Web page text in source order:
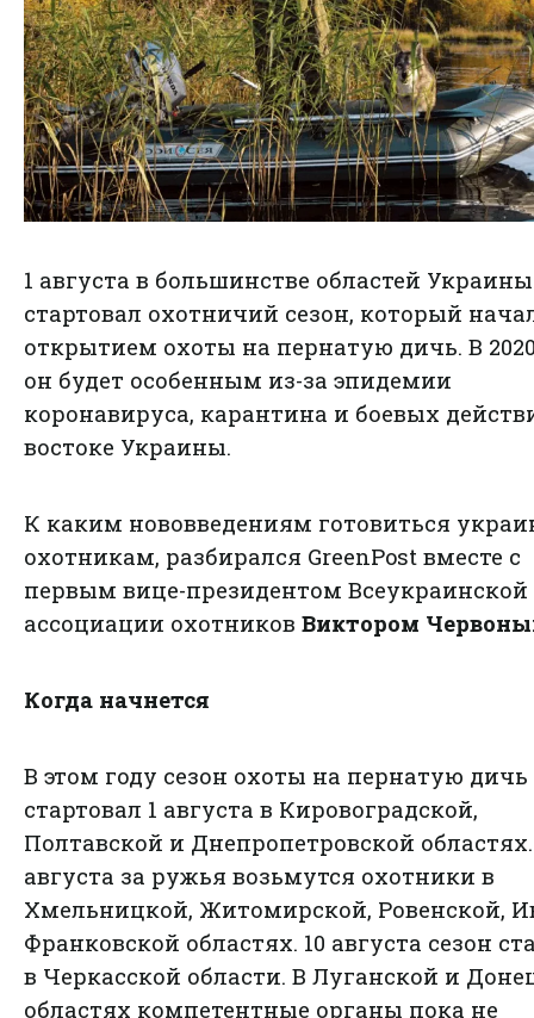
1 августа в большинстве областей Украины
стартовал охотничий сезон, который
открытием охоты на пернатую дичь. В
он будет особенным из-за эпидемии
коронавируса, карантина и боевых
востоке Украины.
К каким нововведениям готовиться
охотникам, разбирался GreenPost вместе с
первым вице-президентом Всеукраинской
ассоциации охотников Виктором
Когда начнется
В этом году сезон охоты на пернатую дичь
стартовал 1 августа в Кировоградской,
Полтавской и Днепропетровской
августа за ружья возьмутся охотники в
Хмельницкой, Житомирской, Ровенской,
Франковской областях. 10 августа сезон
в Черкасской области. В Луганской и
областях компетентные органы пока не